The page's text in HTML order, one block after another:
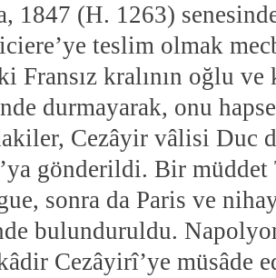
1847 (H. 1263)
teslim olmak
Fransız kralının oğlu ve
durmayarak, onu
Cezâyir vâlisi Duc
gönderildi. Bir müddet
sonra da Paris ve
bulunduruldu.
Cezâyirî’ye müsâde